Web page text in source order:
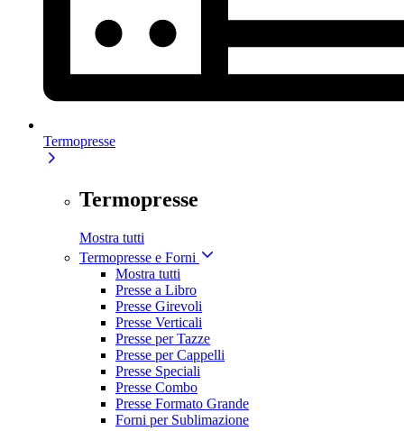
Termopresse
Termopresse
Mostra tutti
Termopresse e Forni
Mostra tutti
Presse a Libro
Presse Girevoli
Presse Verticali
Presse per Tazze
Presse per Cappelli
Presse Speciali
Presse Combo
Presse Formato Grande
Forni per Sublimazione